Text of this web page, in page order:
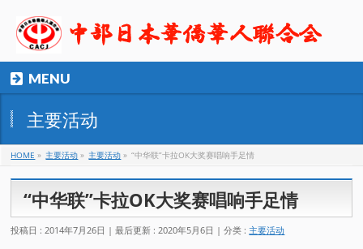
MENU
主要活动
HOME » 主要活动 » 主要活动 » “中华联”卡拉OK大奖赛唱响手足情
“中华联”卡拉OK大奖赛唱响手足情
投稿日 : 2014年7月26日 最后更新 : 2020年5月6日 分类 :主要活动